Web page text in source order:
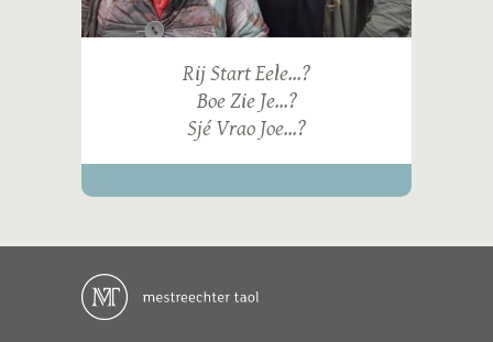
Rij Start Eele...?
Boe Zie Je...?
Sjé Vrao Joe...?